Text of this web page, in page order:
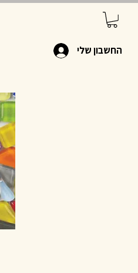
החשבון שלי